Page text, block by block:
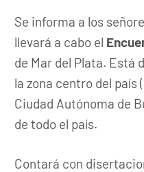
Se informa a los
llevará a cabo el
de Mar del Plata. Está
la zona centro del país
Ciudad Autónoma de
de todo el país.
Contará con